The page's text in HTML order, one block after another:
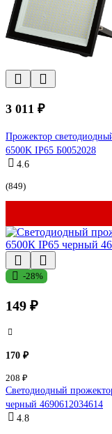
3 011 ₽
Прожектор
6500K IP65 Б0052028
4.6
(849)
-28%
149 ₽
170 ₽
208 ₽
Светодиодный
черный 4690612034614
4.8